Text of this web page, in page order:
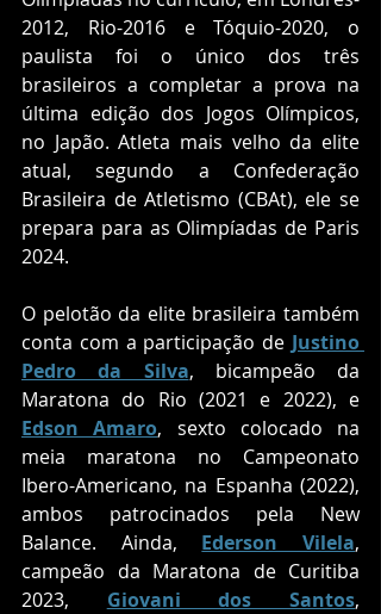
2012, Rio-2016 e Tóquio-2020, o
paulista foi o único dos três
brasileiros a completar a prova na
última edição dos Jogos Olímpicos,
no Japão. Atleta mais velho da elite
atual, segundo a Confederação
Brasileira de Atletismo (CBAt), ele se
prepara para as Olimpíadas de Paris
2024.
O pelotão da elite brasileira também
conta com a participação de Justino
Pedro da Silva, bicampeão da
Edson Amaro, sexto colocado na
meia maratona no Campeonato
Ibero-Americano, na Espanha (2022),
ambos patrocinados pela New
Balance. Ainda, Ederson Vilela,
campeão da Maratona de Curitiba
2023, Giovani dos Santos,